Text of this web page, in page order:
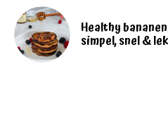
Healthy
simpel, snel &